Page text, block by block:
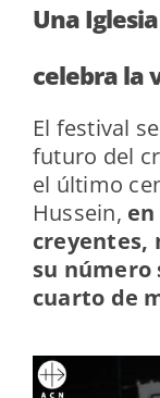
Una
celebra la
El festival
futuro del
el último
Hussein,
creyentes,
su número
cuarto de